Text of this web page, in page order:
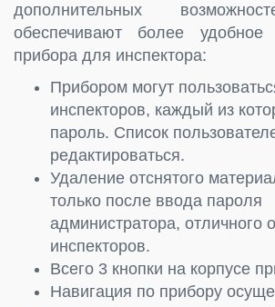
дополнительных
обеспечивают более удобное
прибора для инспектора:
Прибором могут
инспекторов, каждый из
пароль. Список
редактироваться.
Удаление отснятого
только после ввода пароля
администратора, отличного
инспекторов.
Всего 3 кнопки на корпусе
Навигация по прибору